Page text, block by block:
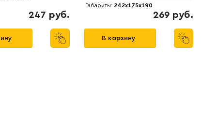
247 руб.
Габариты: 242x175x190
269 руб.
В корзину